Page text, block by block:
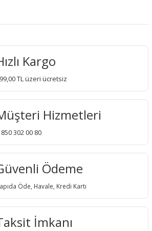
Kargo
TL üzeri ücretsiz
Hizmetleri
302 00 80
Ödeme
Öde, Havale, Kredi Kartı
İmkanı